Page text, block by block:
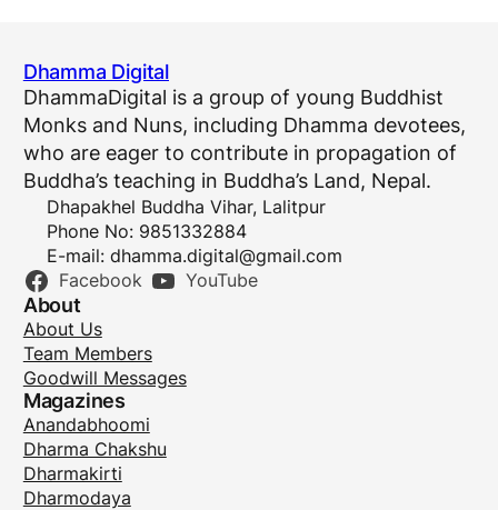
Dhamma Digital
DhammaDigital is a group of young Buddhist
Monks and Nuns, including Dhamma devotees,
who are eager to contribute in propagation of
Buddha’s teaching in Buddha’s Land, Nepal.
Dhapakhel Buddha Vihar, Lalitpur
Phone No: 9851332884
E-mail: dhamma.digital@gmail.com
Facebook YouTube
About
About Us
Team Members
Goodwill Messages
Magazines
Anandabhoomi
Dharma Chakshu
Dharmakirti
Dharmodaya